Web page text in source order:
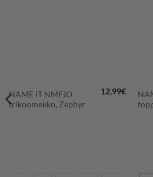
NAME IT NMFJO
trikoomekko, Zephyr
12,99€